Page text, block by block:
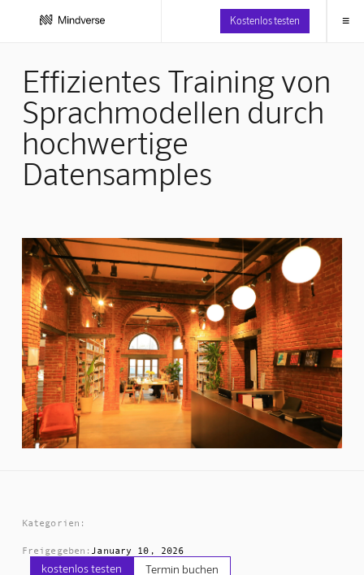
Kostenlos testen ≡
Effizientes Training von
Sprachmodellen durch
hochwertige
Datensamples
Kategorien:
Freigegeben: January 10, 2026
kostenlos testen Termin buchen